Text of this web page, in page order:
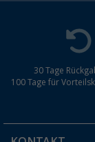
30 Tage
100 Tage für